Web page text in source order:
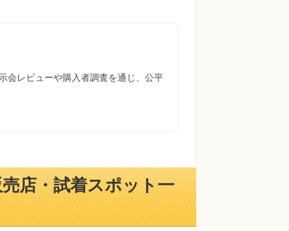
会レビューや購入者調査を通じ、公平
店・試着スポット一